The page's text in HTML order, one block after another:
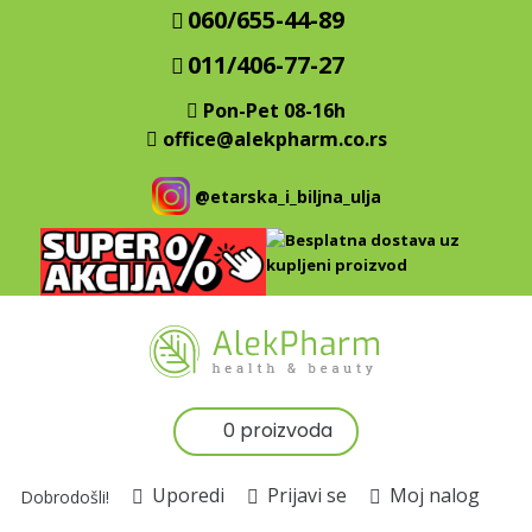
060/655-44-89
011/406-77-27
Pon-Pet 08-16h
office@alekpharm.co.rs
@etarska_i_biljna_ulja
0 proizvoda
Dobrodošli! Uporedi Prijavi se Moj nalog